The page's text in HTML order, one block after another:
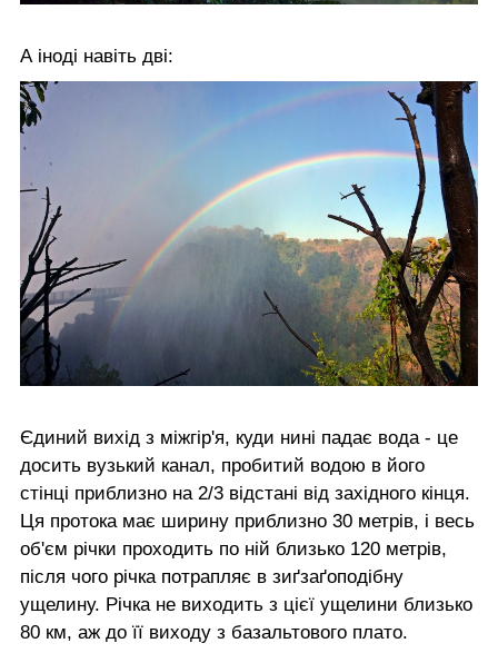
А іноді навіть дві:
Єдиний вихід з міжгір'я, куди нині падає вода - це
досить вузький канал, пробитий водою в його
стінці приблизно на 2/3 відстані від західного кінця.
Ця протока має ширину приблизно 30 метрів, і весь
об'єм річки проходить по ній близько 120 метрів,
після чого річка потрапляє в зиґзаґоподібну
ущелину. Річка не виходить з цієї ущелини близько
80 км, аж до її виходу з базальтового плато.